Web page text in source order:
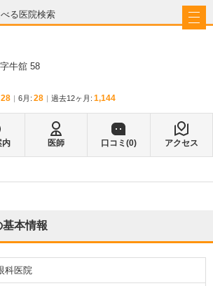
る医院検索
牛舘 58
28 6月 : 28 過去12ヶ月: 1,144
内 医師 口コミ(0) アクセス
本情報
科医院